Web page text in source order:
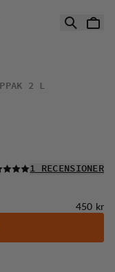
2 L
LÄS ALLA
1 RECENSIONER
Pris:
450 kr